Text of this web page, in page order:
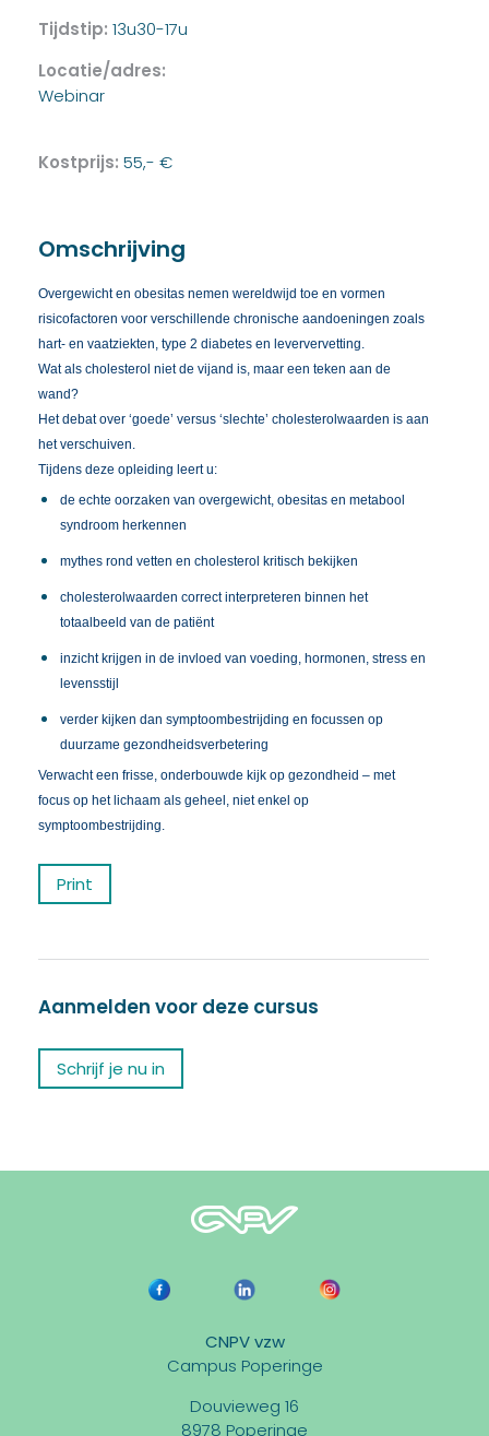
Tijdstip: 13u30-17u
Locatie/adres:
Webinar
Kostprijs: 55,- €
Omschrijving
Overgewicht en obesitas nemen wereldwijd toe en vormen
risicofactoren voor verschillende chronische aandoeningen zoals
hart- en vaatziekten, type 2 diabetes en leververvetting.
Wat als cholesterol niet de vijand is, maar een teken aan de
wand?
Het debat over ‘goede’ versus ‘slechte’ cholesterolwaarden is aan
het verschuiven.
Tijdens deze opleiding leert u:
de echte oorzaken van overgewicht, obesitas en metabool
syndroom herkennen
mythes rond vetten en cholesterol kritisch bekijken
cholesterolwaarden correct interpreteren binnen het
totaalbeeld van de patiënt
inzicht krijgen in de invloed van voeding, hormonen, stress en
levensstijl
verder kijken dan symptoombestrijding en focussen op
duurzame gezondheidsverbetering
Verwacht een frisse, onderbouwde kijk op gezondheid – met
focus op het lichaam als geheel, niet enkel op
symptoombestrijding.
Print
Aanmelden voor deze cursus
Schrijf je nu in
CNPV vzw
Campus Poperinge
Douvieweg 16
8978 Poperinge